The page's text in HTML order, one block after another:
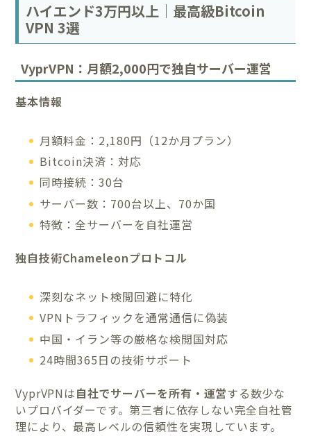
ハイエンド3万円以上｜最高級Bitcoin
VPN 3選
VyprVPN：月額2,000円で独自サーバー運営
基本情報
月額料金：2,180円（12か月プラン）
Bitcoin決済：対応
同時接続：30台
サーバー数：700台以上、70か国
特徴：全サーバーを自社運営
独自技術Chameleonプロトコル
深刻なネット検閲回避に特化
VPNトラフィックを通常通信に偽装
中国・イラン等の厳格な検閲国対応
24時間365日の技術サポート
VyprVPNは自社でサーバーを所有・運営する数少な
いプロバイダーです。第三者に依存しない完全自社管
理により、最高レベルの信頼性を実現しています。